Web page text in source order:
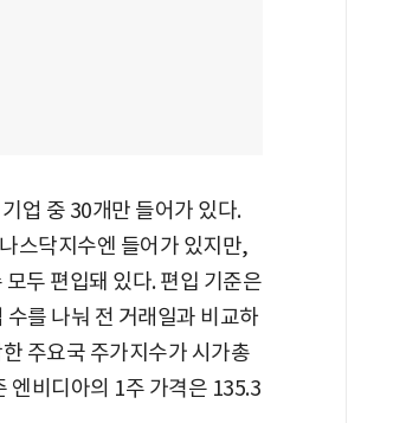
업 중 30개만 들어가 있다.
스닥지수엔 들어가 있지만,
두 편입돼 있다. 편입 기준은
를 나눠 전 거래일과 비교하
주요국 주가지수가 시가총
엔비디아의 1주 가격은 135.3